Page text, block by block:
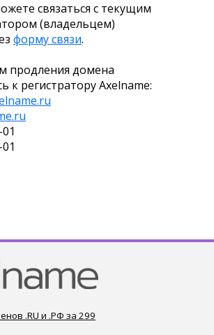
связаться с текущим
(владельцем)
форму связи.
продления домена
к регистратору Axelname:
.RU и .РФ за 299